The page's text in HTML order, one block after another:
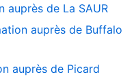
auprès de La SAUR
auprès de Buffalo
auprès de Picard